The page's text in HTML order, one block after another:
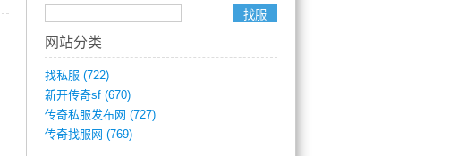
网站分类
找私服 (722)
新开传奇sf (670)
传奇私服发布网 (727)
传奇找服网 (769)